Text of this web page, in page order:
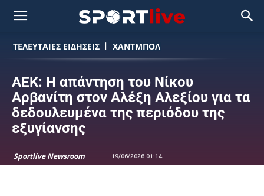
ΤΕΛΕΥΤΑΙΕΣ ΕΙΔΗΣΕΙΣ ΧΑΝΤΜΠΟΛ
ΑΕΚ: Η απάντηση του Νίκου
Αρβανίτη στον Αλέξη Αλεξίου για τα
δεδουλευμένα της περιόδου της
εξυγίανσης
Sportlive Newsroom 19/06/2026 01:14